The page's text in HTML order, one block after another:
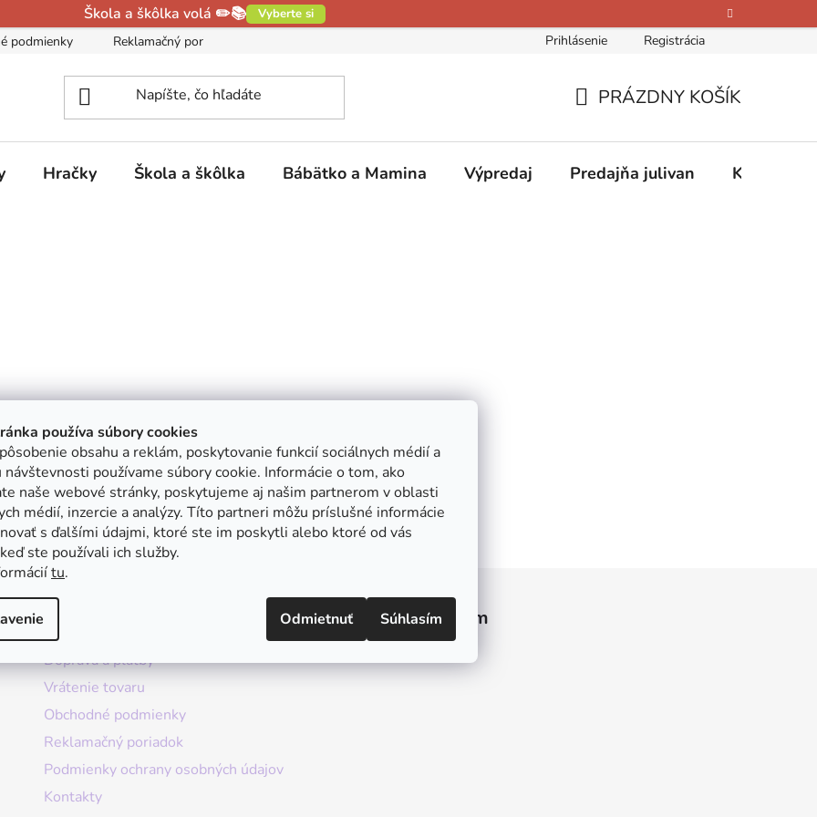
používa súbory cookies
obsahu a reklám, poskytovanie funkcií sociálnych médií a
návštevnosti používame súbory cookie. Informácie o tom, ako
naše webové stránky, poskytujeme aj našim partnerom v oblasti
médií, inzercie a analýzy. Títo partneri môžu príslušné informácie
s ďalšími údajmi, ktoré ste im poskytli alebo ktoré od vás
ste používali ich služby.
tu.
Odmietnuť Súhlasím
Škola a škôlka volá ✏️📚 Vyberte si
podmienky Reklamačný poriadok Kontakty O nás Hodnotenie obchodu
Prihlásenie Registrácia
KOŠÍK
PRÁZDNY KOŠÍK
Hračky Škola a škôlka Bábätko a Mamina Výpredaj Predajňa julivan Kontakty
Doprava a platby
Vrátenie tovaru
Obchodné podmienky
Reklamačný poriadok
Podmienky ochrany osobných údajov
Kontakty
Instagram